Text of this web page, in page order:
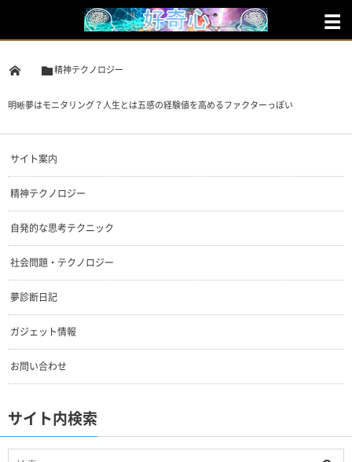
精神テクノロジー
明晰夢はモニタリング？人生とは五感の経験値を高めるファクターっぽい
サイト案内
精神テクノロジー
自発的な思考テクニック
社会問題・テクノロジー
夢診断日記
ガジェット情報
お問い合わせ
サイト内検索